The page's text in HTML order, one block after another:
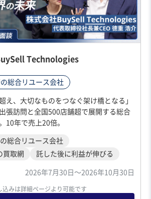
Technologies
総合リユース会社
え、大切なものをつなぐ架け橋となる」
張訪問と全国500店舗超で展開する総合
10年で売上20倍。
総合リユース会社
買取網
託した後に利益が伸びる
2026年7月30日〜2026年10月30日
込みは詳細ページより可能です